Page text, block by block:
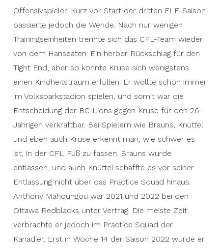
Offensivspieler. Kurz vor Start der dritten ELF-Saison
passierte jedoch die Wende. Nach nur wenigen
Trainingseinheiten trennte sich das CFL-Team wieder
von dem Hanseaten. Ein herber Rückschlag für den
Tight End, aber so konnte Kruse sich wenigstens
einen Kindheitstraum erfüllen. Er wollte schon immer
im Volksparkstadion spielen, und somit war die
Entscheidung der BC Lions gegen Kruse für den 26-
Jährigen verkraftbar. Bei Spielern wie Brauns, Knüttel
und eben auch Kruse erkennt man, wie schwer es
ist, in der CFL Fuß zu fassen. Brauns wurde
entlassen, und auch Knüttel schaffte es vor seiner
Entlassung nicht über das Practice Squad hinaus.
Anthony Mahoungou war 2021 und 2022 bei den
Ottawa Redblacks unter Vertrag. Die meiste Zeit
verbrachte er jedoch im Practice Squad der
Kanadier. Erst in Woche 14 der Saison 2022 wurde er